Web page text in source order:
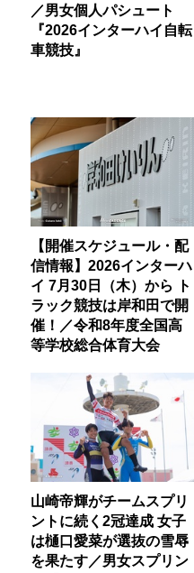
／男女個人パシュート
『2026インターハイ自転
車競技』
【開催スケジュール・配
信情報】2026インターハ
イ 7月30日（木）から ト
ラック競技は岸和田で開
催！／令和8年度全国高
等学校総合体育大会
山崎帝輝がチームスプリ
ントに続く2冠達成 女子
は樋口愛菜が選抜の雪辱
を果たす／男女スプリン